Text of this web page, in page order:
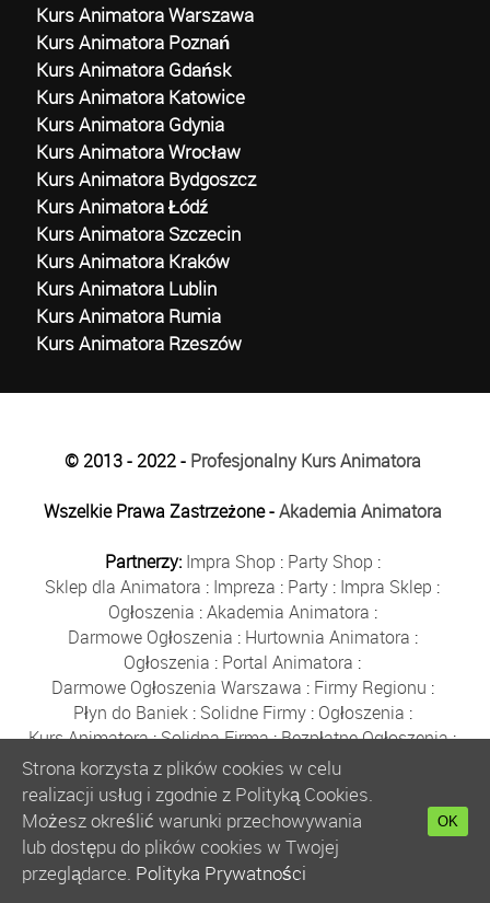
Kurs Animatora Warszawa
Kurs Animatora Poznań
Kurs Animatora Gdańsk
Kurs Animatora Katowice
Kurs Animatora Gdynia
Kurs Animatora Wrocław
Kurs Animatora Bydgoszcz
Kurs Animatora Łódź
Kurs Animatora Szczecin
Kurs Animatora Kraków
Kurs Animatora Lublin
Kurs Animatora Rumia
Kurs Animatora Rzeszów
© 2013 - 2022 - Profesjonalny Kurs Animatora
Wszelkie Prawa Zastrzeżone -Akademia Animatora
Partnerzy: Impra Shop : Party Shop :
Sklep dla Animatora : Impreza : Party : Impra Sklep :
Ogłoszenia :Akademia Animatora :
Darmowe Ogłoszenia : Hurtownia Animatora :
Ogłoszenia : Portal Animatora :
Darmowe Ogłoszenia Warszawa : Firmy Regionu :
Płyn do Baniek: Solidne Firmy: Ogłoszenia :
Kurs Animatora:Solidna Firma:Bezpłatne Ogłoszenia:
Animator Czasu Wolnego:
Bezpłatne Ogłoszenia Warszawa:sklep animatora
Bańki Mydlane:Bezpłatne Ogłoszenia
Szkolenie Animatorów:Kurs Animatora
:
Kurs Animatora Warszawa :Rumia
Kurs Animatora Poznań:
Strona korzysta z plików cookies w celu
realizacji usług i zgodnie z Polityką Cookies.
Możesz określić warunki przechowywania
lub dostępu do plików cookies w Twojej
przeglądarce. Polityka Prywatności
OK